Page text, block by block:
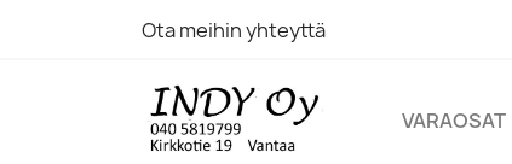
Ota meihin yhteyttä
VARAOSAT